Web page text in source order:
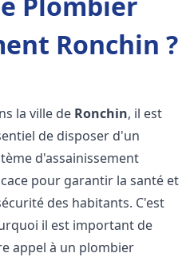
Ronchin ?
la ville de Ronchin, il est
de disposer d'un
d'assainissement
pour garantir la santé et
des habitants. C'est
il est important de
appel à un plombier